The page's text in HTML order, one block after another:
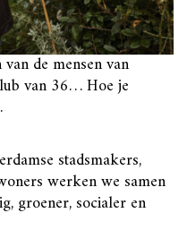
de mensen van
van 36… Hoe je
stadsmakers,
werken we samen
groener, socialer en